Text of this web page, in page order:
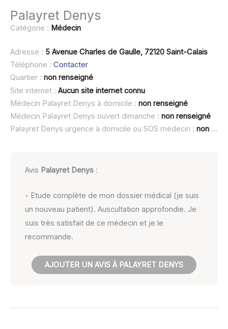
Palayret Denys
Catégorie : Médecin
Adresse : 5 Avenue Charles de Gaulle, 72120 Saint-Calais
Téléphone : Contacter
Quartier : non renseigné
Site internet : Aucun site internet connu
Médecin Palayret Denys à domicile : non renseigné
Médecin Palayret Denys ouvert dimanche : non renseigné
Palayret Denys urgence à domicile ou SOS médecin : non renseigné
Avis Palayret Denys :
- Etude complète de mon dossier médical (je suis
un nouveau patient). Auscultation approfondie. Je
suis très satisfait de ce médecin et je le
recommande.
AJOUTER UN AVIS À PALAYRET DENYS